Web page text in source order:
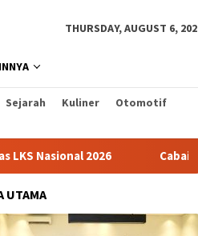
THURSDAY, AUGUST 6,
Sejarah Kuliner Otomotif
Cabai Jadi Fokus
UTAMA